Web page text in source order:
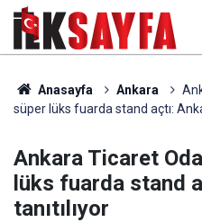
Anasayfa Ankara
süper lüks fuarda stand açtı:
Ankara Ticaret
lüks fuarda stand
tanıtılıyor